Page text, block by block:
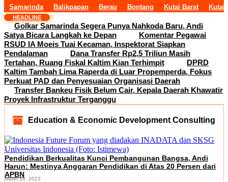
Samarinda Balikpapan Berau Bontang Kutai Barat Kutai
HEADLINE
Golkar Samarinda Segera Punya Nahkoda Baru, Andi
Satya Bicara Langkah ke Depan
Komentar Pegawai
RSUD IA Moeis Tuai Kecaman, Inspektorat Siapkan
Pendalaman
Dana Transfer Rp2,5 Triliun Masih
Tertahan, Ruang Fiskal Kaltim Kian Terhimpit
DPRD
Kaltim Tambah Lima Raperda di Luar Propemperda, Fokus
Perkuat PAD dan Penyesuaian Organisasi Daerah
Transfer Bankeu Fisik Belum Cair, Kepala Daerah Khawatir
Proyek Infrastruktur Terganggu
Education & Economic Development Consulting
Pendidikan Berkualitas Kunci Pembangunan Bangsa, Andi
Harun: Mestinya Anggaran Pendidikan di Atas 20 Persen dari
APBN
Maret 16, 2023